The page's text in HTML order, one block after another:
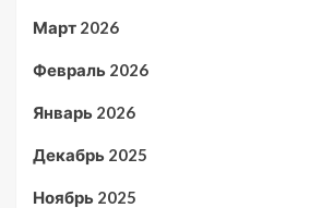
Март 2026
Февраль 2026
Январь 2026
Декабрь 2025
Ноябрь 2025